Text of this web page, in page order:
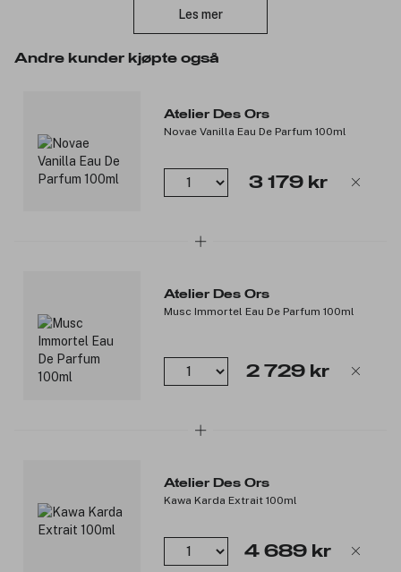
lett saltet karakter. Basen avrundes med sedertre, som tilfører
minnerike øyeblikk ved den franske rivieraen.
Toppnoter: Grapefrukt, jasmin og bergamott.
Hjertenoter: Appelsinblomst, saltakkord og rose.
Bunnoter: Sedertre.
Les mer
Andre kunder kjøpte også
Atelier Des Ors
Novae Vanilla Eau De Parfum 100ml
3 179 kr
Atelier Des Ors
Musc Immortel Eau De Parfum 100ml
2 729 kr
Atelier Des Ors
Kawa Karda Extrait 100ml
4 689 kr